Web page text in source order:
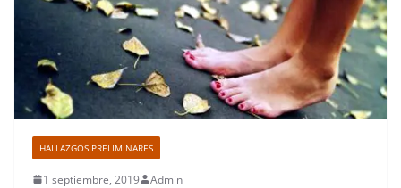
HALLAZGOS PRELIMINARES
1 septiembre, 2019 Admin